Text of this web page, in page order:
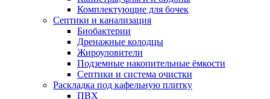
Комплектующие для бочек
Септики и канализация
Биобактерии
Дренажные колодцы
Жироуловители
Подземные накопительные ёмкости
Септики и система очистки
Раскладка под кафельную плитку
ПВХ